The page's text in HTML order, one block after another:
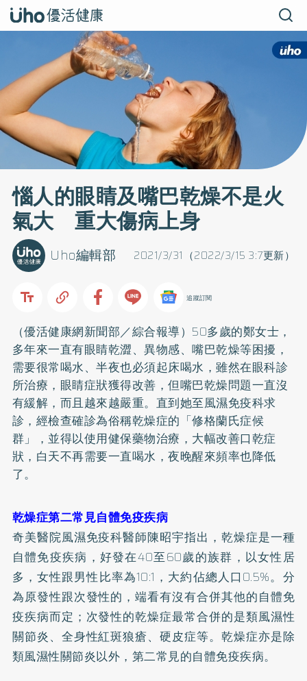
惱人的眼睛及嘴巴乾燥不是火
氣大 重大傷病上身
2021/3/31（2022/3/15 3:7更新）
Uho編輯部
追蹤訂閱
（優活健康網新聞部／綜合報導）50多歲的鄭女士，
多年來一直有眼睛乾澀、異物感、嘴巴乾燥等困擾，
需要很常喝水、半夜也必須起床喝水，雖然在眼科診
所治療，眼睛症狀獲得改善，但嘴巴乾燥問題一直沒
有緩解，而且越來越嚴重。直到她至風濕免疫科求
診，經檢查確診為俗稱乾燥症的「修格蘭氏症候
群」，並得以使用健保藥物治療，大幅改善口乾症
狀，白天不再需要一直喝水，夜晚醒來頻率也降低
了。
乾燥症第二常見自體免疫疾病
奇美醫院風濕免疫科醫師陳昭宇指出，乾燥症是一種
自體免疫疾病，好發在40至60歲的族群，以女性居
多，女性跟男性比率為10:1，大約佔總人口0.5%。分
為原發性跟次發性的，端看有沒有合併其他的自體免
疫疾病而定；次發性的乾燥症最常合併的是類風濕性
關節炎、全身性紅斑狼瘡、硬皮症等。乾燥症亦是除
類風濕性關節炎以外，第二常見的自體免疫疾病。